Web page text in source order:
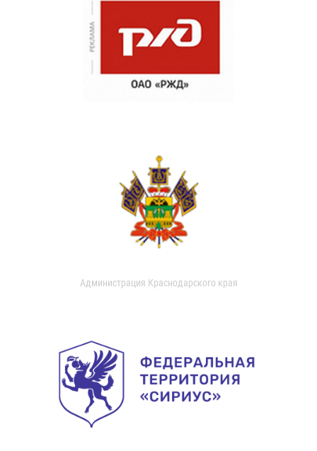
Администрация Краснодарского края